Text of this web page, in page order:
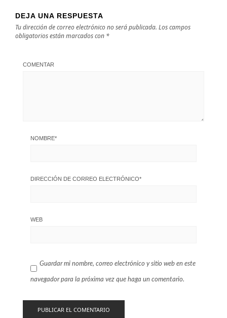
DEJA UNA RESPUESTA
Tu dirección de correo electrónico no será publicada. Los campos
obligatorios están marcados con *
COMENTAR
NOMBRE*
DIRECCIÓN DE CORREO ELECTRÓNICO*
WEB
Guardar mi nombre, correo electrónico y sitio web en este
navegador para la próxima vez que haga un comentario.